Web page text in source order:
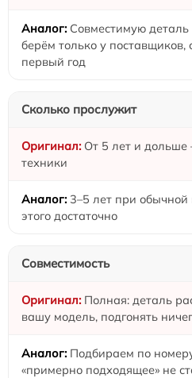
Совместимую
берём только у
первый год
Сколько прослужит
От 5 лет и дольше
техники
3–5 лет при
этого достаточно
Совместимость
Полная: деталь
вашу модель, подгонять
Подбираем по
«примерно подходящее» не